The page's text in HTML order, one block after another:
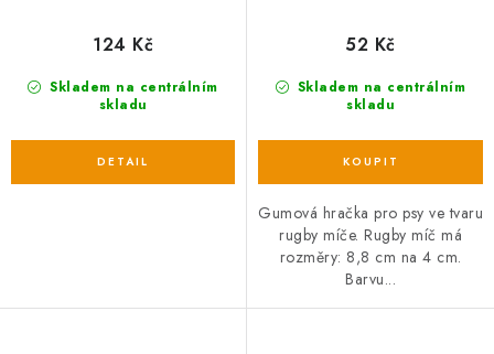
Skladem na centrálním
skladu
124 Kč
Skladem na centrálním
skladu
52 Kč
Gumová hračka pro psy ve tvaru
rugby míče. Rugby míč má
rozměry: 8,8 cm na 4 cm.
Barvu...